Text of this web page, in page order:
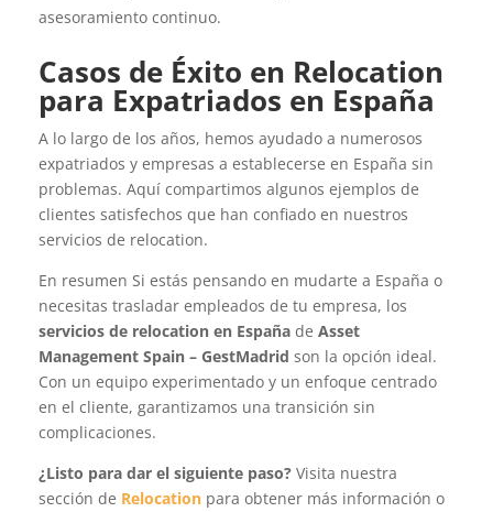
asesoramiento continuo.
Casos de Éxito en Relocation
para Expatriados en España
A lo largo de los años, hemos ayudado a numerosos
expatriados y empresas a establecerse en España sin
problemas. Aquí compartimos algunos ejemplos de
clientes satisfechos que han confiado en nuestros
servicios de relocation.
En resumen Si estás pensando en mudarte a España o
necesitas trasladar empleados de tu empresa, los
servicios de relocation en España de Asset
Management Spain – GestMadrid son la opción ideal.
Con un equipo experimentado y un enfoque centrado
en el cliente, garantizamos una transición sin
complicaciones.
¿Listo para dar el siguiente paso? Visita nuestra
sección de Relocation para obtener más información o